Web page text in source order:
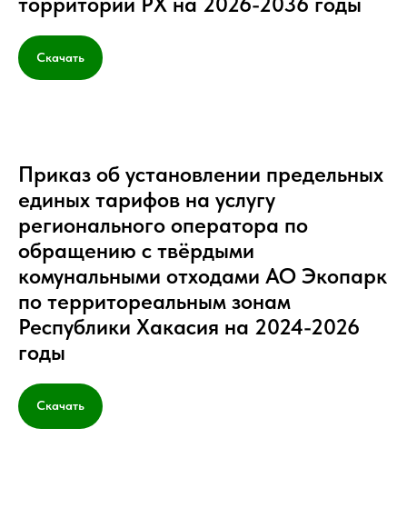
Скачать
Приказ об установлении предельных
единых тарифов на услугу
регионального оператора по
обращению с твёрдыми
комунальными отходами АО Экопарк
по территореальным зонам
Республики Хакасия на 2024-2026
годы
Скачать